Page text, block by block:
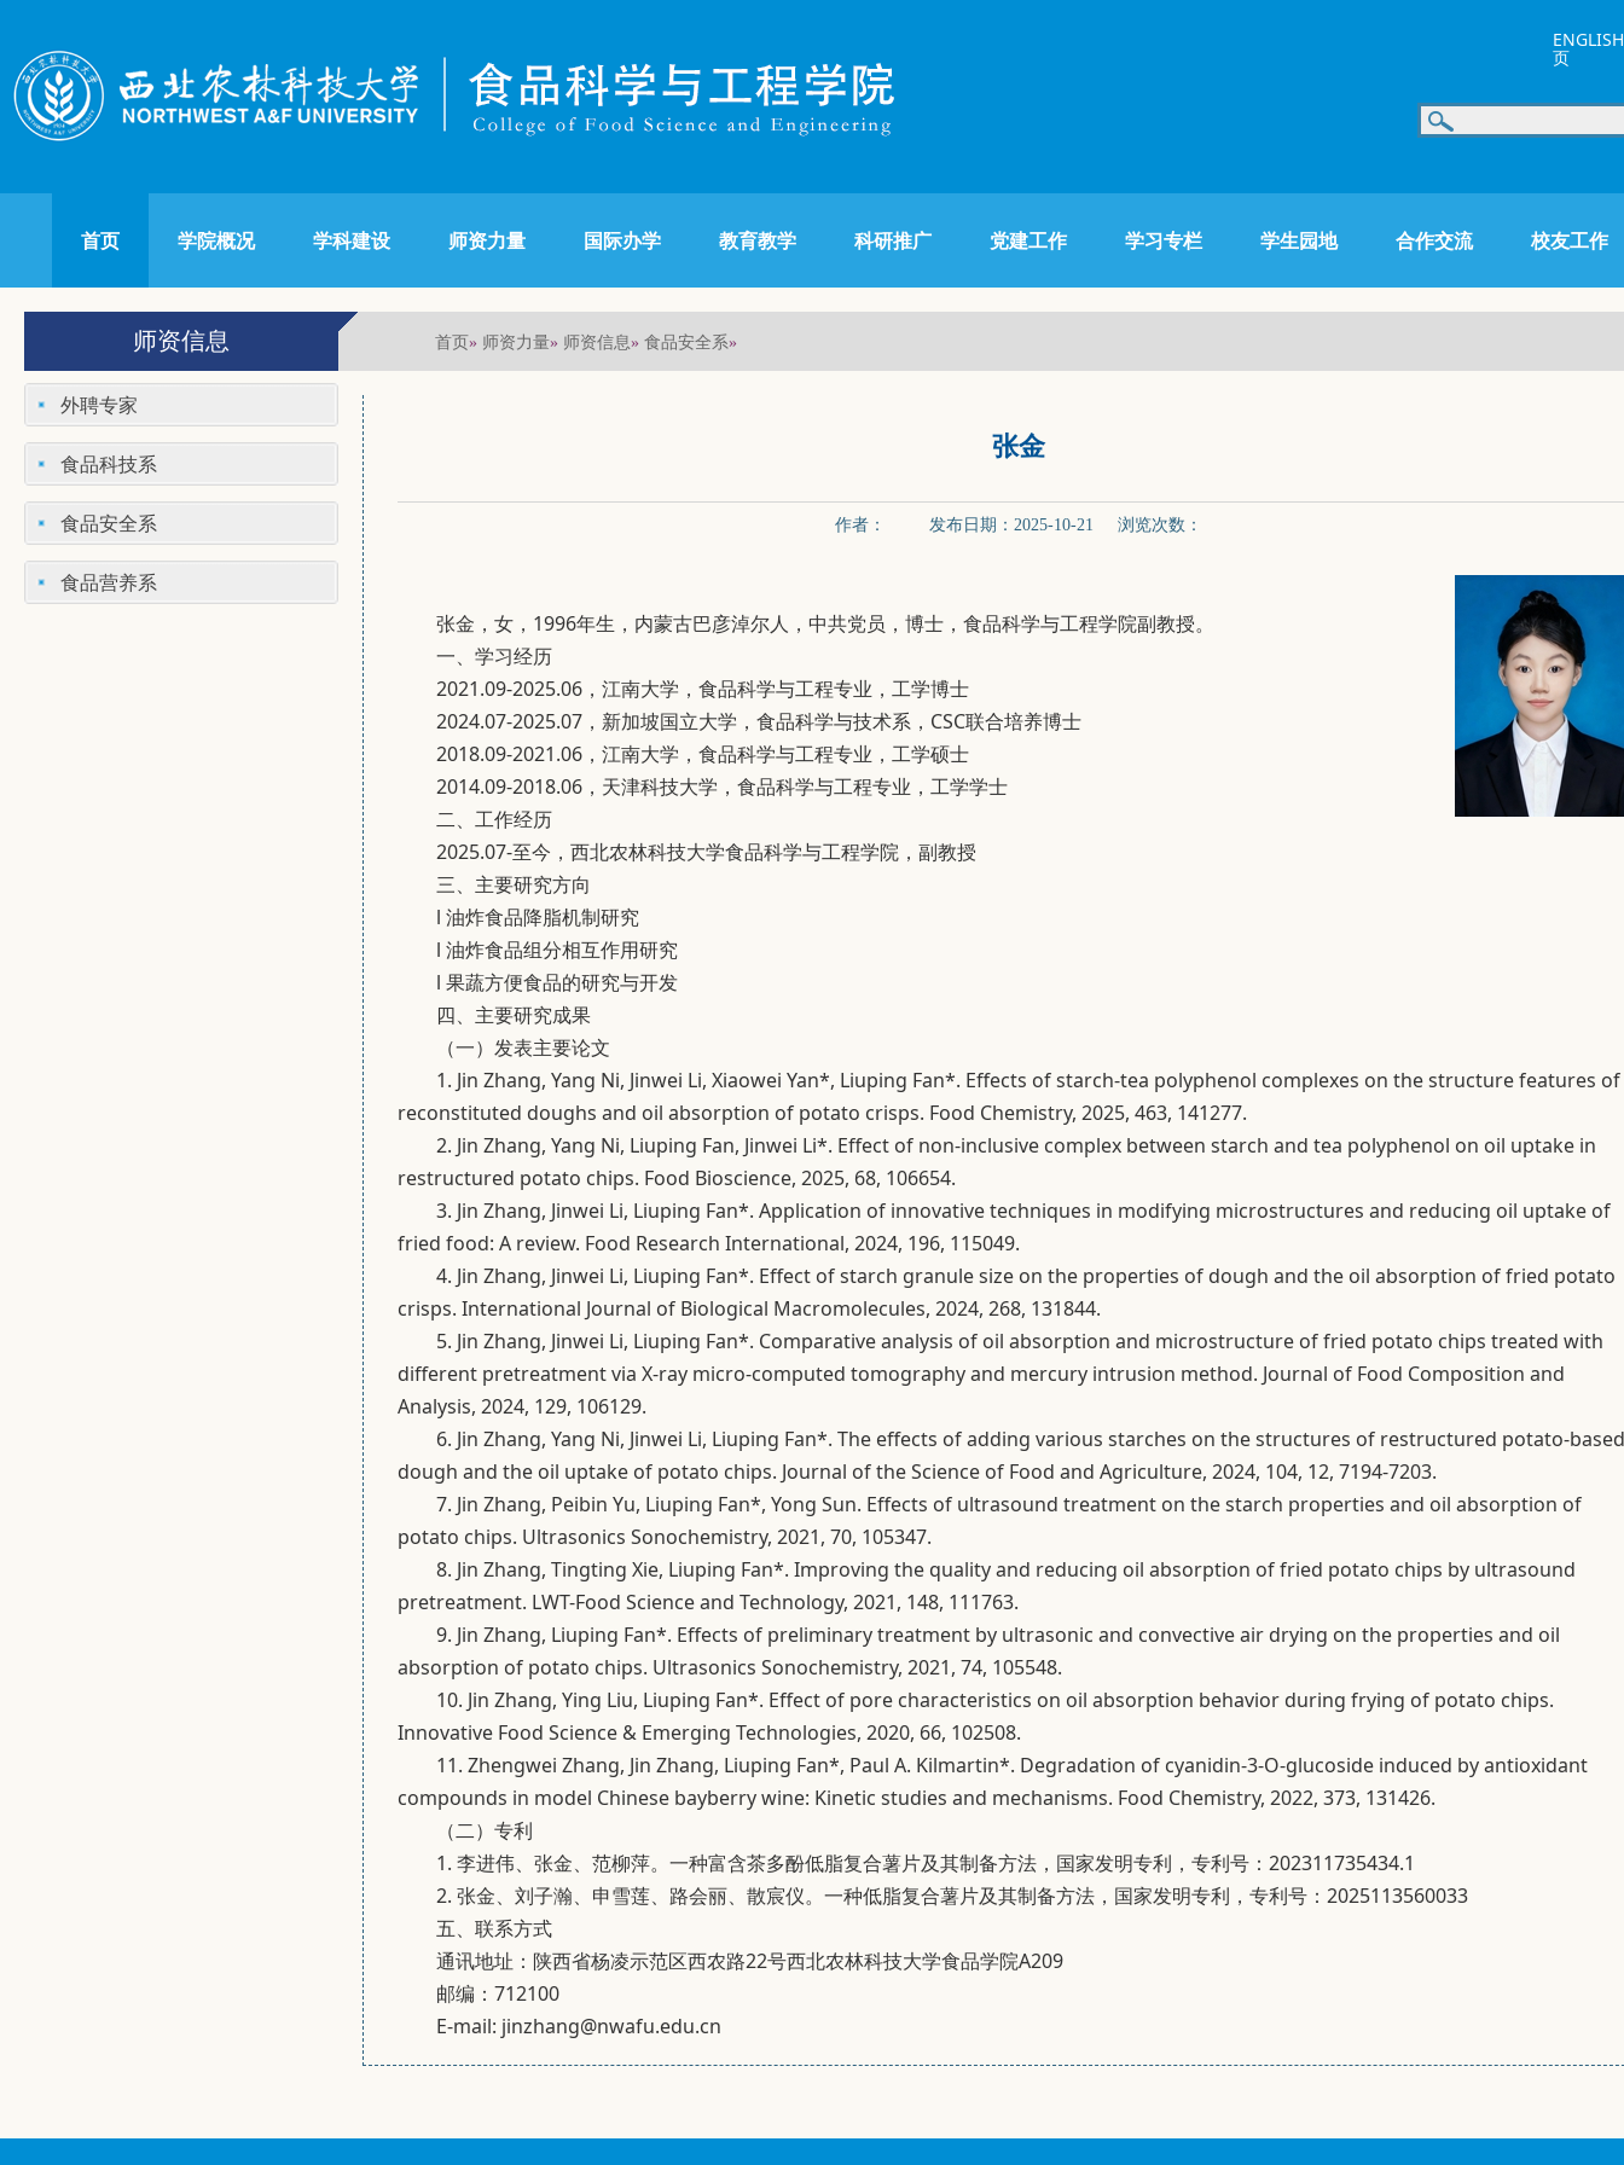
ENGLISH
页
首页 学院概况 学科建设 师资力量 国际办学 教育教学 科研推广 党建工作 学习专栏 学生园地 合作交流 校友工作
师资信息 首页» 师资力量» 师资信息» 食品安全系»
外聘专家
食品科技系
食品安全系
食品营养系
张金
作者： 发布日期：2025-10-21 浏览次数：
张金，女，1996年生，内蒙古巴彦淖尔人，中共党员，博士，食品科学与工程学院副教授。
一、学习经历
2021.09-2025.06，江南大学，食品科学与工程专业，工学博士
2024.07-2025.07，新加坡国立大学，食品科学与技术系，CSC联合培养博士
2018.09-2021.06，江南大学，食品科学与工程专业，工学硕士
2014.09-2018.06，天津科技大学，食品科学与工程专业，工学学士
二、工作经历
2025.07-至今，西北农林科技大学食品科学与工程学院，副教授
三、主要研究方向
l 油炸食品降脂机制研究
l 油炸食品组分相互作用研究
l 果蔬方便食品的研究与开发
四、主要研究成果
（一）发表主要论文
1. Jin Zhang, Yang Ni, Jinwei Li, Xiaowei Yan*, Liuping Fan*. Effects of starch-tea polyphenol complexes on the structure features of
reconstituted doughs and oil absorption of potato crisps. Food Chemistry, 2025, 463, 141277.
2. Jin Zhang, Yang Ni, Liuping Fan, Jinwei Li*. Effect of non-inclusive complex between starch and tea polyphenol on oil uptake in
restructured potato chips. Food Bioscience, 2025, 68, 106654.
3. Jin Zhang, Jinwei Li, Liuping Fan*. Application of innovative techniques in modifying microstructures and reducing oil uptake of
fried food: A review. Food Research International, 2024, 196, 115049.
4. Jin Zhang, Jinwei Li, Liuping Fan*. Effect of starch granule size on the properties of dough and the oil absorption of fried potato
crisps. International Journal of Biological Macromolecules, 2024, 268, 131844.
5. Jin Zhang, Jinwei Li, Liuping Fan*. Comparative analysis of oil absorption and microstructure of fried potato chips treated with
different pretreatment via X-ray micro-computed tomography and mercury intrusion method. Journal of Food Composition and
Analysis, 2024, 129, 106129.
6. Jin Zhang, Yang Ni, Jinwei Li, Liuping Fan*. The effects of adding various starches on the structures of restructured potato-based
dough and the oil uptake of potato chips. Journal of the Science of Food and Agriculture, 2024, 104, 12, 7194-7203.
7. Jin Zhang, Peibin Yu, Liuping Fan*, Yong Sun. Effects of ultrasound treatment on the starch properties and oil absorption of
potato chips. Ultrasonics Sonochemistry, 2021, 70, 105347.
8. Jin Zhang, Tingting Xie, Liuping Fan*. Improving the quality and reducing oil absorption of fried potato chips by ultrasound
pretreatment. LWT-Food Science and Technology, 2021, 148, 111763.
9. Jin Zhang, Liuping Fan*. Effects of preliminary treatment by ultrasonic and convective air drying on the properties and oil
absorption of potato chips. Ultrasonics Sonochemistry, 2021, 74, 105548.
10. Jin Zhang, Ying Liu, Liuping Fan*. Effect of pore characteristics on oil absorption behavior during frying of potato chips.
Innovative Food Science & Emerging Technologies, 2020, 66, 102508.
11. Zhengwei Zhang, Jin Zhang, Liuping Fan*, Paul A. Kilmartin*. Degradation of cyanidin-3-O-glucoside induced by antioxidant
compounds in model Chinese bayberry wine: Kinetic studies and mechanisms. Food Chemistry, 2022, 373, 131426.
（二）专利
1. 李进伟、张金、范柳萍。一种富含茶多酚低脂复合薯片及其制备方法，国家发明专利，专利号：202311735434.1
2. 张金、刘子瀚、申雪莲、路会丽、散宸仪。一种低脂复合薯片及其制备方法，国家发明专利，专利号：2025113560033
五、联系方式
通讯地址：陕西省杨凌示范区西农路22号西北农林科技大学食品学院A209
邮编：712100
E-mail: jinzhang@nwafu.edu.cn